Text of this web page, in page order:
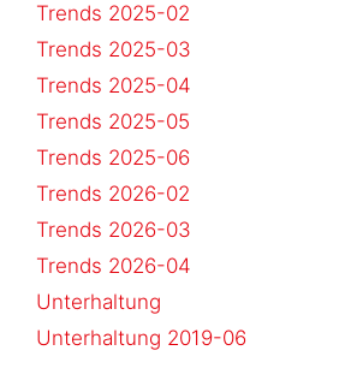
Trends 2025-02
Trends 2025-03
Trends 2025-04
Trends 2025-05
Trends 2025-06
Trends 2026-02
Trends 2026-03
Trends 2026-04
Unterhaltung
Unterhaltung 2019-06